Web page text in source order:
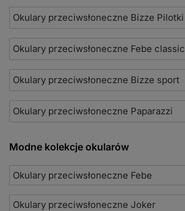
Okulary przeciwsłoneczne Bizze Pilotki
Okulary przeciwsłoneczne Febe classic
Okulary przeciwsłoneczne Bizze sport
Okulary przeciwsłoneczne Paparazzi
Modne kolekcje okularów
Okulary przeciwsłoneczne Febe
Okulary przeciwsłoneczne Joker